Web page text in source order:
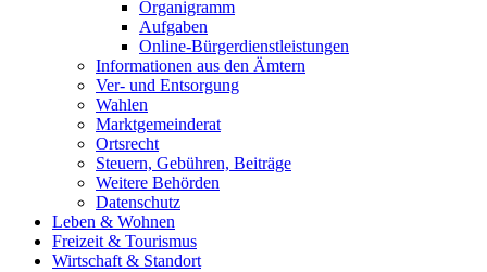
Organigramm
Aufgaben
Online-Bürgerdienstleistungen
Informationen aus den Ämtern
Ver- und Entsorgung
Wahlen
Marktgemeinderat
Ortsrecht
Steuern, Gebühren, Beiträge
Weitere Behörden
Datenschutz
Leben & Wohnen
Freizeit & Tourismus
Wirtschaft & Standort